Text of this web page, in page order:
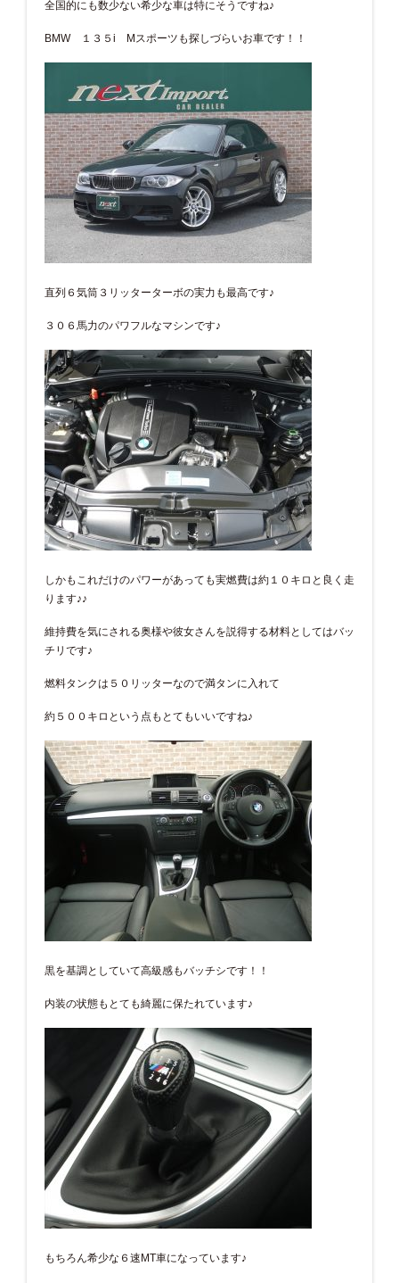
全国的にも数少ない希少な車は特にそうですね♪
BMW １３５i Mスポーツも探しづらいお車です！！
直列６気筒３リッターターボの実力も最高です♪
３０６馬力のパワフルなマシンです♪
しかもこれだけのパワーがあっても実燃費は約１０キロと良く走
ります♪♪
維持費を気にされる奥様や彼女さんを説得する材料としてはバッ
チリです♪
燃料タンクは５０リッターなので満タンに入れて
約５００キロという点もとてもいいですね♪
黒を基調としていて高級感もバッチシです！！
内装の状態もとても綺麗に保たれています♪
もちろん希少な６速MT車になっています♪